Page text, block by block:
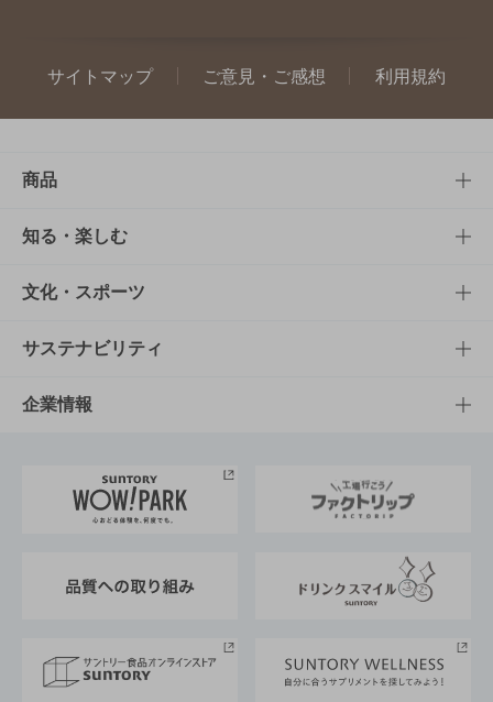
サイトマップ ご意見・ご感想 利用規約
商品
商品TOP
商品一覧
商品発売情報
栄養成分一覧
知る・楽しむ
知る・楽しむTOP
キャンペーン
工場見学
地域情報
文化・スポーツ
文化・スポーツTOP
サントリーホール
サントリーサンバーズ大阪
サステナビリティ
サステナビリティTOP
サントリーが考えるサステナビリティ経営
企業情報
企業概要
採用情報